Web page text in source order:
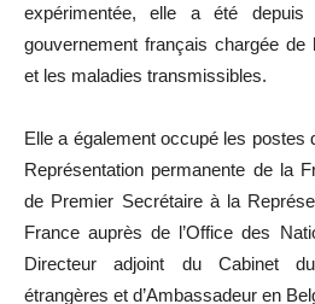
expérimentée, elle a été depuis
gouvernement français chargée
et les maladies transmissibles.
Elle a également occupé les postes
Représentation permanente de la
de Premier Secrétaire à la
France auprès de l’Office des
Directeur adjoint du Cabinet
étrangères et d’Ambassadeur en